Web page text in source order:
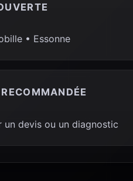
• Essonne
un devis ou un diagnostic